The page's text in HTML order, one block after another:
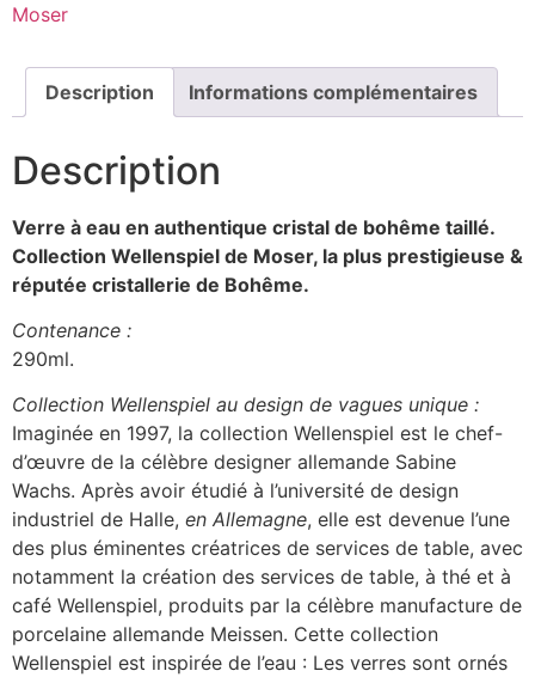
Moser
Description Informations complémentaires
Description
Verre à eau en authentique cristal de bohême taillé.
Collection Wellenspiel de Moser, la plus prestigieuse &
réputée cristallerie de Bohême.
Contenance :
290ml.
Collection Wellenspiel au design de vagues unique :
Imaginée en 1997, la collection Wellenspiel est le chef-
d’œuvre de la célèbre designer allemande Sabine
Wachs. Après avoir étudié à l’université de design
industriel de Halle, en Allemagne, elle est devenue l’une
des plus éminentes créatrices de services de table, avec
notamment la création des services de table, à thé et à
café Wellenspiel, produits par la célèbre manufacture de
porcelaine allemande Meissen. Cette collection
Wellenspiel est inspirée de l’eau : Les verres sont ornés